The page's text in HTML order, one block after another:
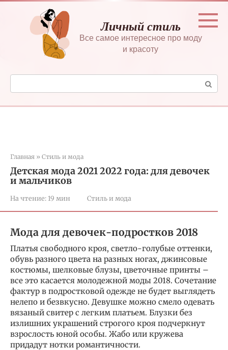
Перейти
контенту
Личный стиль
Все самое интересное про моду
и красоту
Поиск:
Главная » Стиль и мода
Детская мода 2021 2022 года: для девочек
и мальчиков
На чтение: 19 мин Стиль и мода
Мода для девочек-подростков 2018
Платья свободного кроя, светло-голубые оттенки,
обувь разного цвета на разных ногах, джинсовые
костюмы, шелковые блузы, цветочные принты –
все это касается молодежной моды 2018. Сочетание
фактур в подростковой одежде не будет выглядеть
нелепо и безвкусно. Девушке можно смело одевать
вязаный свитер с легким платьем. Блузки без
излишних украшений строгого кроя подчеркнут
взрослость юной особы. Жабо или кружева
придадут нотки романтичности.